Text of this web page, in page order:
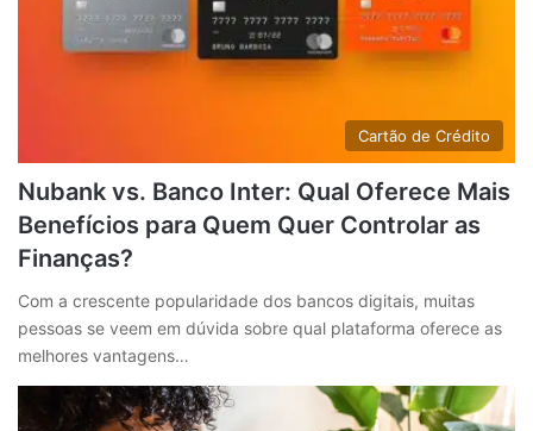
Cartão de Crédito
Nubank vs. Banco Inter: Qual Oferece Mais
Benefícios para Quem Quer Controlar as
Finanças?
Com a crescente popularidade dos bancos digitais, muitas
pessoas se veem em dúvida sobre qual plataforma oferece as
melhores vantagens…